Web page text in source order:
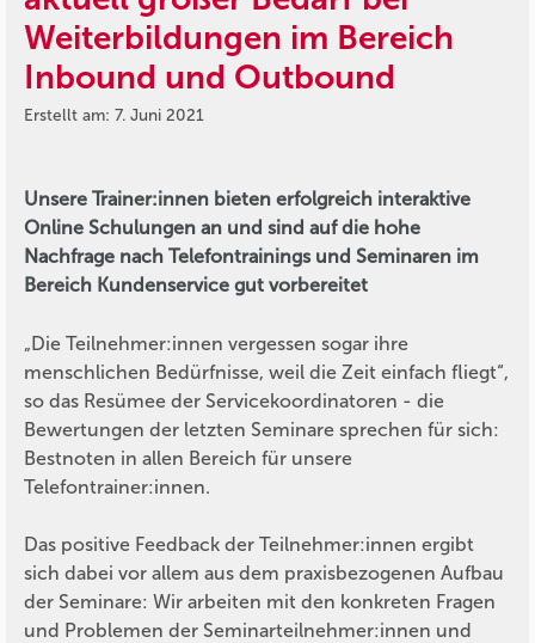
Weiterbildungen im Bereich
Inbound und Outbound
Erstellt am: 7. Juni 2021
Unsere Trainer:innen bieten erfolgreich interaktive
Online Schulungen an und sind auf die hohe
Nachfrage nach Telefontrainings und Seminaren im
Bereich Kundenservice gut vorbereitet
„Die Teilnehmer:innen vergessen sogar ihre
menschlichen Bedürfnisse, weil die Zeit einfach fliegt“,
so das Resümee der Servicekoordinatoren - die
Bewertungen der letzten Seminare sprechen für sich:
Bestnoten in allen Bereich für unsere
Telefontrainer:innen.
Das positive Feedback der Teilnehmer:innen ergibt
sich dabei vor allem aus dem praxisbezogenen Aufbau
der Seminare: Wir arbeiten mit den konkreten Fragen
und Problemen der Seminarteilnehmer:innen und